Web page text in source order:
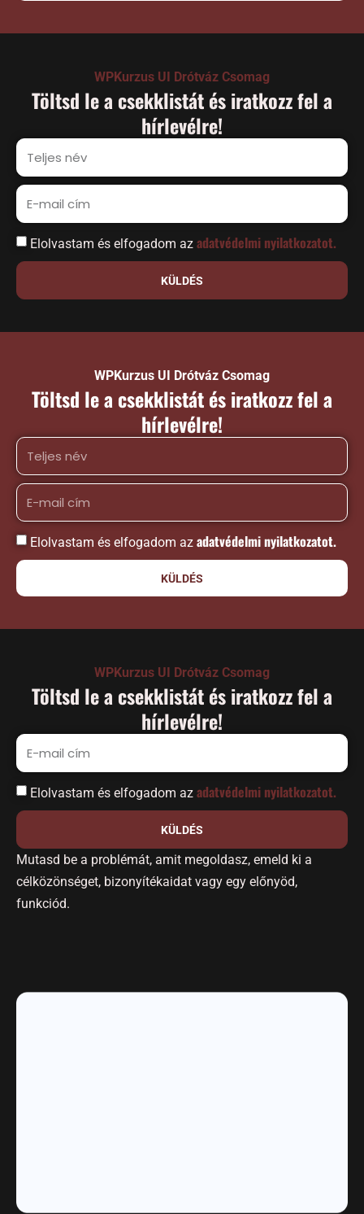
WPKurzus UI Drótváz Csomag
Töltsd le a csekklistát és iratkozz fel a
hírlevélre!
Elolvastam és elfogadom az adatvédelmi nyilatkozatot.
KÜLDÉS
WPKurzus UI Drótváz Csomag
Töltsd le a csekklistát és iratkozz fel a
hírlevélre!
Elolvastam és elfogadom az adatvédelmi nyilatkozatot.
KÜLDÉS
WPKurzus UI Drótváz Csomag
Töltsd le a csekklistát és iratkozz fel a
hírlevélre!
Elolvastam és elfogadom az adatvédelmi nyilatkozatot.
KÜLDÉS
Mutasd be a problémát, amit megoldasz, emeld ki a
célközönséget, bizonyítékaidat vagy egy előnyöd,
funkciód.